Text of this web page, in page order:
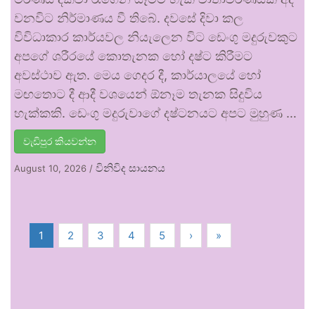
වනවිට නිර්මාණය වී තිබේ. දවසේ දිවා කල
විවිධාකාර කාර්යවල නියැලෙන විට ඩෙංගු මදුරුවකුට
අපගේ ශරීරයේ කොතැනක හෝ දෂ්ට කිරීමට
අවස්ථාව ඇත. මෙය ගෙදර දී, කාර්යාලයේ හෝ
මඟතොට දී ආදී වශයෙන් ඕනෑම තැනක සිදුවිය
හැක්කකි. ඩෙංගු මදුරුවාගේ දෂ්ටනයට අපට මුහුණ …
වැඩිපුර කියවන්න
August 10, 2026 / විනිවිද සායනය
1 2 3 4 5 › »